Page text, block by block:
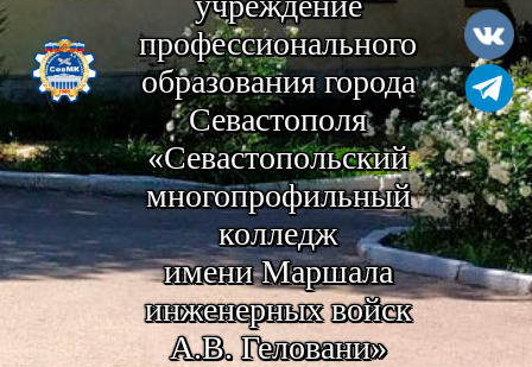
профессионального
образования города
Севастополя
«Севастопольский
многопрофильный
колледж
имени Маршала
инженерных войск
А.В. Геловани»